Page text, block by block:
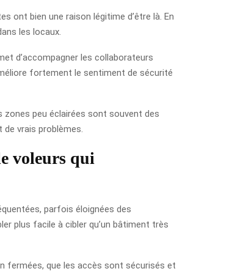
ont bien une raison légitime d’être là. En
les locaux.
d’accompagner les collaborateurs
fortement le sentiment de sécurité
zones peu éclairées sont souvent des
vrais problèmes.
voleurs qui
parfois éloignées des
plus facile à cibler qu’un bâtiment très
fermées, que les accès sont sécurisés et